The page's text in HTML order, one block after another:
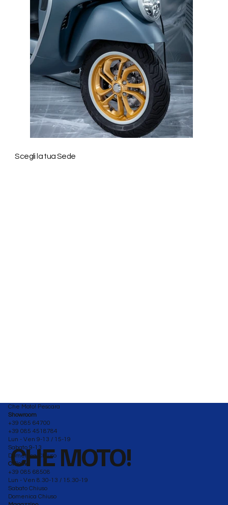
27
Years of Experience
Scegli la tua Sede
CHE MOTO!
Che Moto! Pescara
Showroom
+39 085 64700
+39 085 4518784
Lun - Ven 9-13 / 15-19
Sabato 9-13
Domenica Chiuso
Officina
+39 085 68508
Lun - Ven 8.30-13 / 15.30-19
Sabato Chiuso
Domenica Chiuso